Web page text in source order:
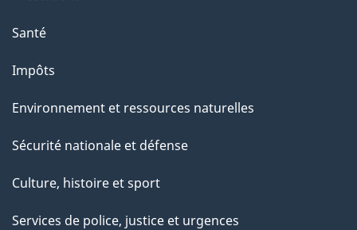
"
Santé
Impôts
Environnement et ressources naturelles
Sécurité nationale et défense
Culture, histoire et sport
Services de police, justice et urgences